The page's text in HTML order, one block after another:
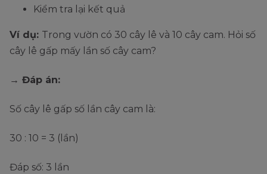
Kiểm tra lại kết quả
Ví dụ: Trong vườn có 30 cây lê và 10 cây cam. Hỏi số
cây lê gấp mấy lần số cây cam?
→ Đáp án:
Số cây lê gấp số lần cây cam là:
30 : 10 = 3 (lần)
Đáp số: 3 lần